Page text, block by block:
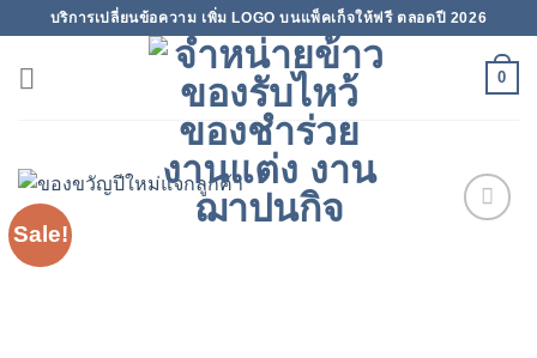
content
บริการเปลี่ยนข้อความ เพิ่ม LOGO บนแพ็คเก็จให้ฟรี ตลอดปี 2026
0
Sale!